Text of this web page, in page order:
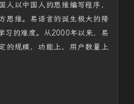
人以中国人的思维编写程序，
思维。易语言的诞生极大的降
习的难度。从2000年以来，易
的规模，功能上、用户数量上